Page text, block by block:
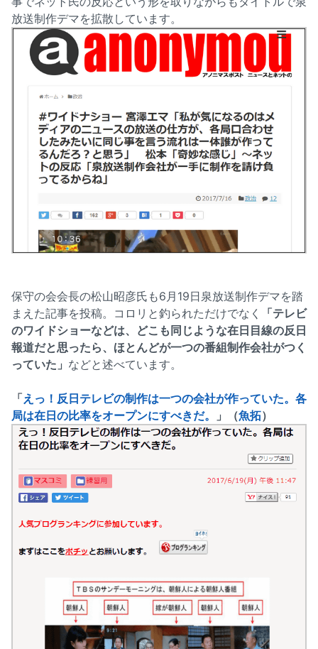
放送制作デマを拡散しています。
保守の会会長の松山昭彦氏も6月19日泉放送制作デマを踏
まえた記事を投稿。コロリと釣られただけでなく
「テレビ
のワイドショーなどは、どこも同じような在日目線の反日
報道だと思ったら、ほとんどが一つの番組制作会社がつく
っていた」 などと述べています。
「えっ！反日テレビの制作は一つの会社が作っていた。各
局は在日の比率をオープンにすべきだ。
」（魚拓）